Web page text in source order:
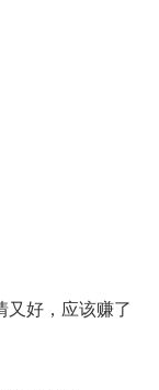
又好，应该赚了